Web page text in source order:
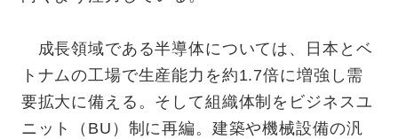
成長領域である半導体については、日本とベ
トナムの工場で生産能力を約1.7倍に増強し需
要拡大に備える。そして組織体制をビジネスユ
ニット（BU）制に再編。建築や機械設備の汎